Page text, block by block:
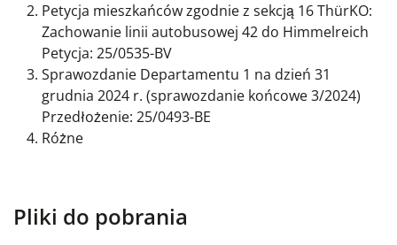
Petycja mieszkańców zgodnie z sekcją 16 ThürKO:
Zachowanie linii autobusowej 42 do Himmelreich
Petycja: 25/0535-BV
Sprawozdanie Departamentu 1 na dzień 31
grudnia 2024 r. (sprawozdanie końcowe 3/2024)
Przedłożenie: 25/0493-BE
Różne
Pliki do pobrania